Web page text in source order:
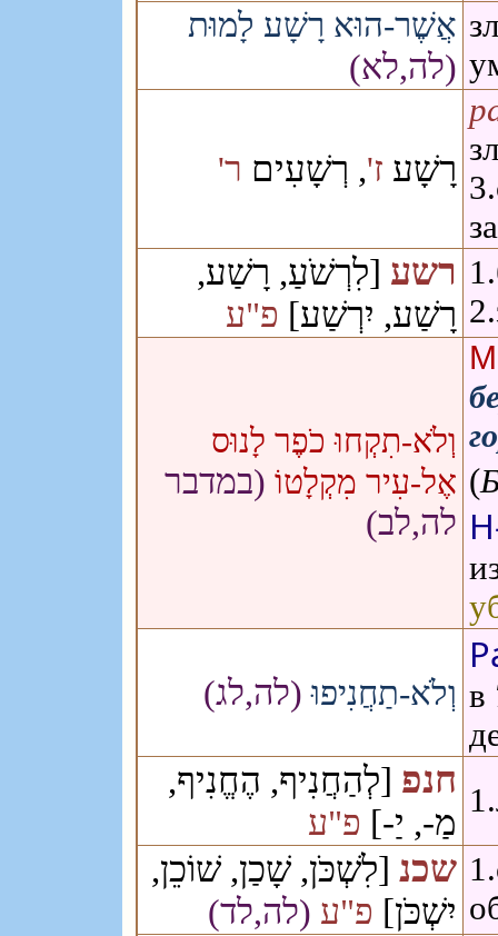
אֲשֶׁר-הוּא רָשָׁע לָמוּת
(לה,לא)
רָשָׁע ז', רְשָׁעִים ר'
רשע [לִרְשֹׁעַ, רָשַׁע,
רָשַׁע, יִרְשַׁע] פ"ע
(
וְלֹא-תִקְחוּ כֹפֶר לָנוּס
אֶל-עִיר מִקְלָטוֹ (במדבר
לה,לב)
в וְלֹא-תַחֲנִיפוּ (לה,לג)
חנפ [לְהַחֲנִיף, הֶחֱנִיף,
מַ-, יַ-] פ"ע
שכנ [לִשְׁכֹּן, שָׁכַן, שׁוֹכֵן,
יִשְׁכֹּן] פ"ע (לה,לד)